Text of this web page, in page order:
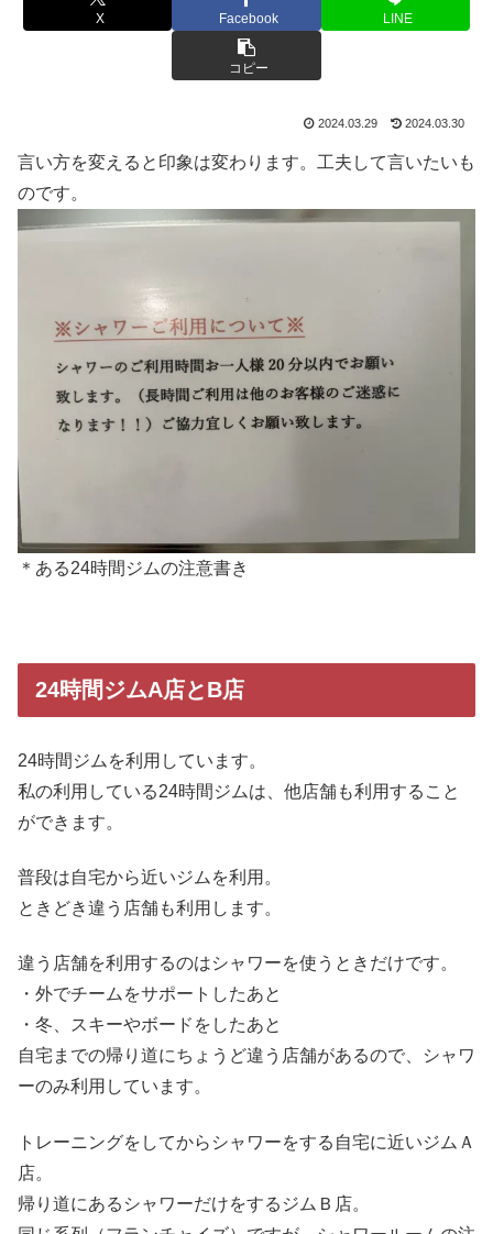
X Facebook LINE
コピー
2024.03.29 2024.03.30
言い方を変えると印象は変わります。工夫して言いたいも
のです。
＊ある24時間ジムの注意書き
24時間ジムA店とB店
24時間ジムを利用しています。
私の利用している24時間ジムは、他店舗も利用すること
ができます。
普段は自宅から近いジムを利用。
ときどき違う店舗も利用します。
違う店舗を利用するのはシャワーを使うときだけです。
・外でチームをサポートしたあと
・冬、スキーやボードをしたあと
自宅までの帰り道にちょうど違う店舗があるので、シャワ
ーのみ利用しています。
トレーニングをしてからシャワーをする自宅に近いジムＡ
店。
帰り道にあるシャワーだけをするジムＢ店。